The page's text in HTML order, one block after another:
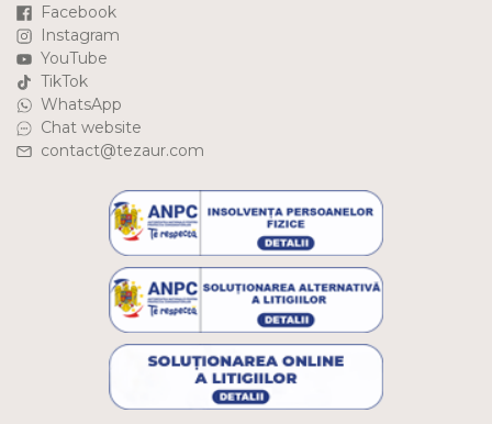
Facebook
Instagram
YouTube
TikTok
WhatsApp
Chat website
contact@tezaur.com